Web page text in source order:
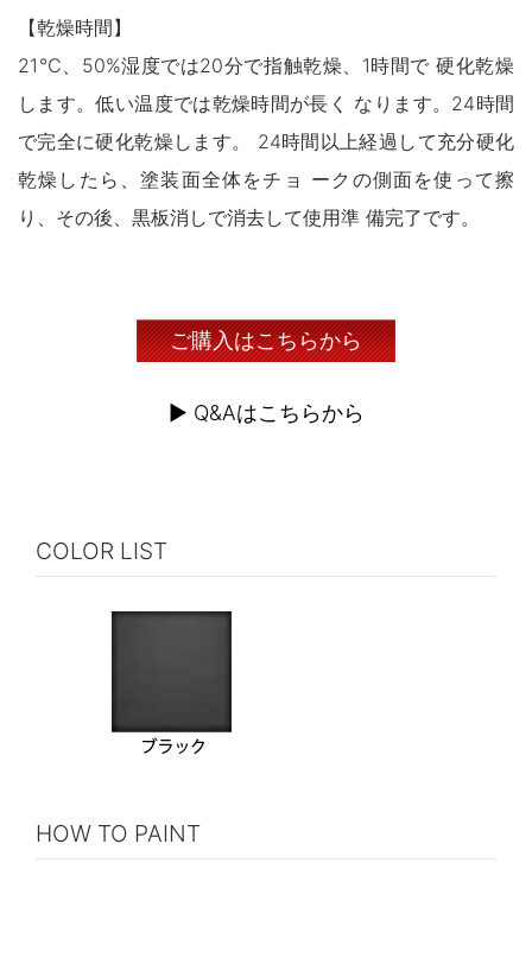
【乾燥時間】
21℃、50%湿度では20分で指触乾燥、1時間で 硬化乾燥
します。低い温度では乾燥時間が長く なります。24時間
で完全に硬化乾燥します。 24時間以上経過して充分硬化
乾燥したら、塗装面全体をチョ ークの側面を使って擦
り、その後、黒板消しで消去して使用準 備完了です。
ご購入はこちらから
▶︎ Q&Aはこちらから
COLOR LIST
HOW TO PAINT